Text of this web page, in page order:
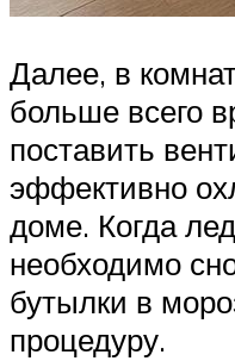
Далее, в
больше всего
поставить
эффективно
доме. Когда
необходимо
бутылки в
процедуру.